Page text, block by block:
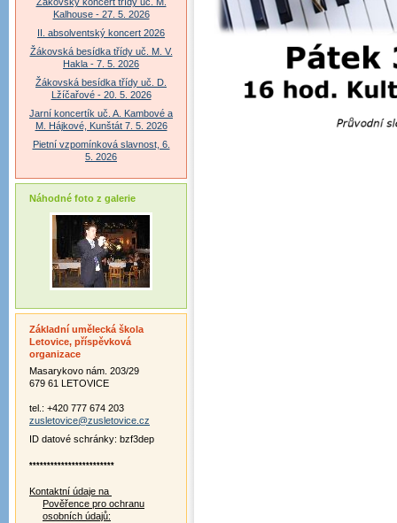
Kalhouse - 27. 5. 2026
II. absolventský koncert 2026
Žákovská besídka třídy uč. M. V.
Hakla - 7. 5. 2026
Žákovská besídka třídy uč. D.
Lžíčařové - 20. 5. 2026
Jarní koncertík uč. A. Kambové a
M. Hájkové, Kunštát 7. 5. 2026
Pietní vzpomínková slavnost, 6.
5. 2026
Náhodné foto z galerie
Základní umělecká škola
Letovice, příspěvková
organizace
Masarykovo nám. 203/29
679 61 LETOVICE
tel.: +420 777 674 203
zusletovice@zusletovice.cz
ID datové schránky: bzf3dep
************************
Kontaktní údaje na
Pověřence pro ochranu
osobních údajů: